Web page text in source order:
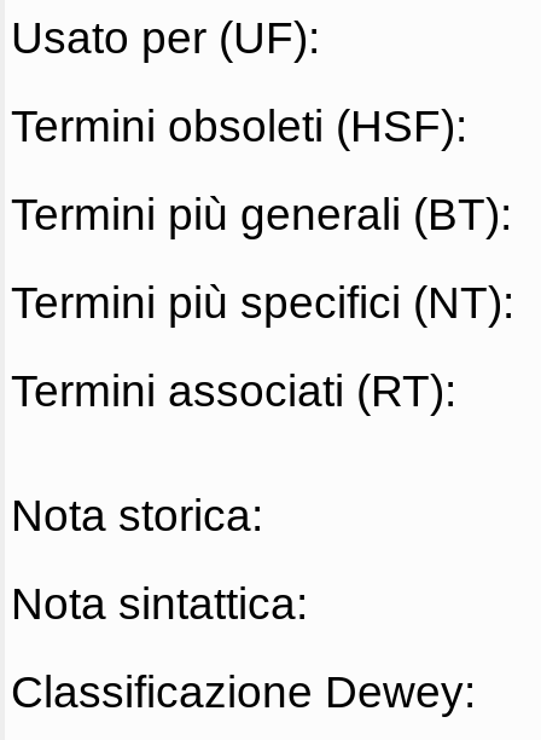
Usato per (UF):
Termini obsoleti (HSF):
Termini più generali (BT):
Termini più specifici (NT):
Termini associati (RT):
Nota storica:
Nota sintattica:
Classificazione Dewey: